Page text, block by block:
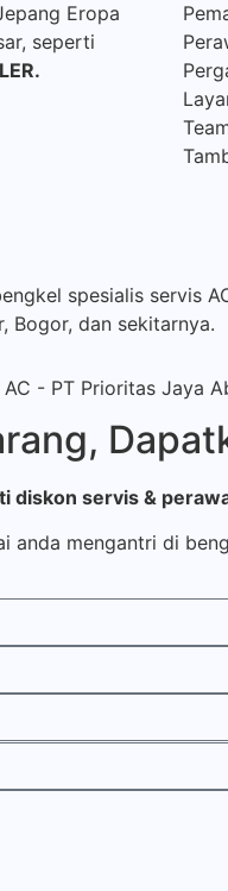
Eropa
seperti
spesialis servis
Bogor, dan sekitarnya.
- PT Prioritas Jaya
diskon servis &
anda mengantri di